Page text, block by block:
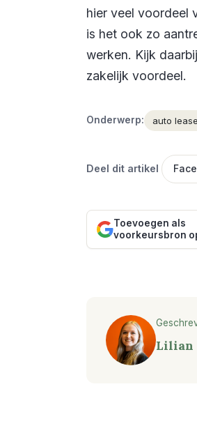
hier veel voordeel
is het ook zo
werken. Kijk
zakelijk voordeel.
Onderwerp: auto
Deel dit artikel
Toevoegen als
voorkeursbron
Lilian